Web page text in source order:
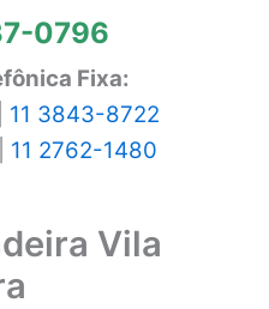
0796
Fixa:
11 3843-8722
11 2762-1480
Vila